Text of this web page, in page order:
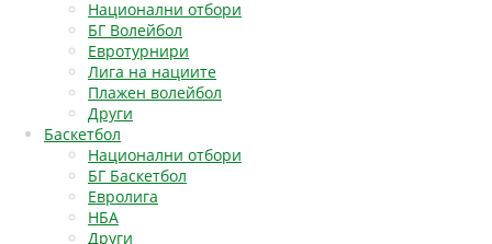
Национални отбори
БГ Волейбол
Евротурнири
Лига на нациите
Плажен волейбол
Други
Баскетбол
Национални отбори
БГ Баскетбол
Евролига
НБА
Други